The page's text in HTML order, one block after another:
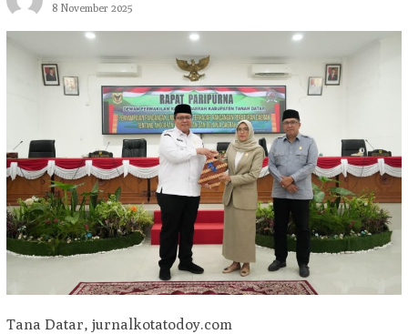
8 November 2025
Tana Datar, jurnalkotatodoy.com